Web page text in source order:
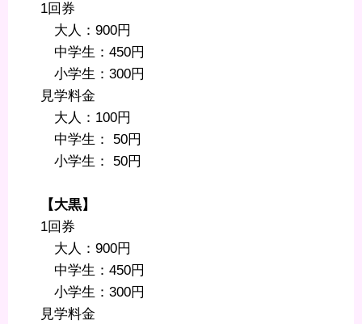
1回券
大人：900円
中学生：450円
小学生：300円
見学料金
大人：100円
中学生： 50円
小学生： 50円
【大黒】
1回券
大人：900円
中学生：450円
小学生：300円
見学料金